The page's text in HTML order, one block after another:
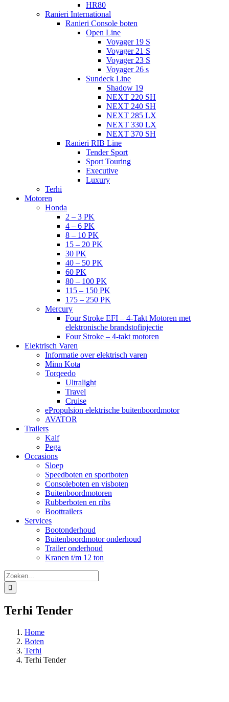
HR80
Ranieri International
Ranieri Console boten
Open Line
Voyager 19 S
Voyager 21 S
Voyager 23 S
Voyager 26 s
Sundeck Line
Shadow 19
NEXT 220 SH
NEXT 240 SH
NEXT 285 LX
NEXT 330 LX
NEXT 370 SH
Ranieri RIB Line
Tender Sport
Sport Touring
Executive
Luxury
Terhi
Motoren
Honda
2 – 3 PK
4 – 6 PK
8 – 10 PK
15 – 20 PK
30 PK
40 – 50 PK
60 PK
80 – 100 PK
115 – 150 PK
175 – 250 PK
Mercury
Four Stroke EFI – 4-Takt Motoren met
elektronische brandstofinjectie
Four Stroke – 4-takt motoren
Elektrisch Varen
Informatie over elektrisch varen
Minn Kota
Torqeedo
Ultralight
Travel
Cruise
ePropulsion elektrische buitenboordmotor
AVATOR
Trailers
Kalf
Pega
Occasions
Sloep
Speedboten en sportboten
Consoleboten en visboten
Buitenboordmotoren
Rubberboten en ribs
Boottrailers
Services
Bootonderhoud
Buitenboordmotor onderhoud
Trailer onderhoud
Kranen t/m 12 ton
Zoeken
naar:
Terhi Tender
Home
Boten
Terhi
Terhi Tender